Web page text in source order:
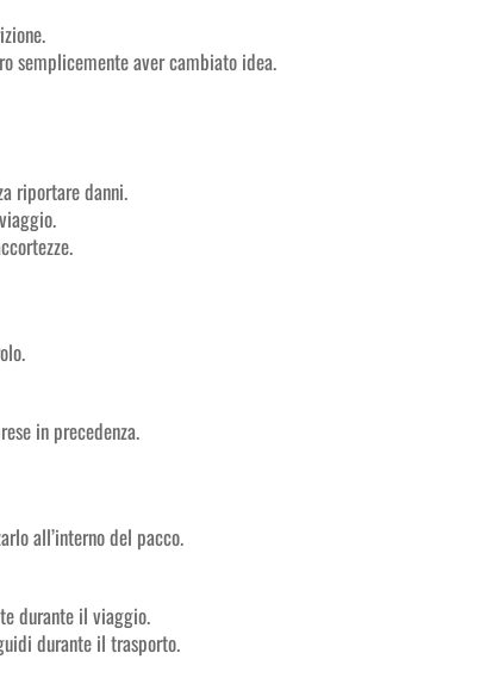
semplicemente aver cambiato idea.
riportare danni.
in precedenza.
all’interno del pacco.
durante il viaggio.
durante il trasporto.